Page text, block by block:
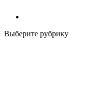
Выберите рубрику